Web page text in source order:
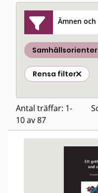
Ämnen
Rensa filter
Antal träffar: 1-
10 av 87